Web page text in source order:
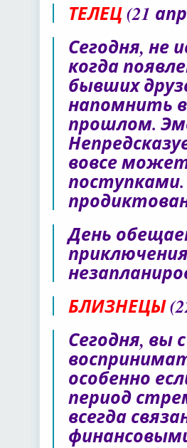
ТЕЛЕЦ(21
Сегодня, не
когда
бывших
напомнить
прошлом.
вовсе
День
БЛИЗНЕЦЫ
Сегодня,
особенно
период
всегда